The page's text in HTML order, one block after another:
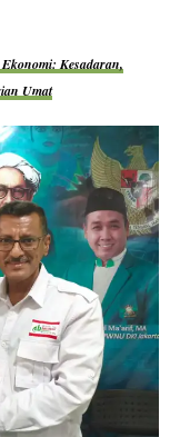
Kesadaran,
Umat